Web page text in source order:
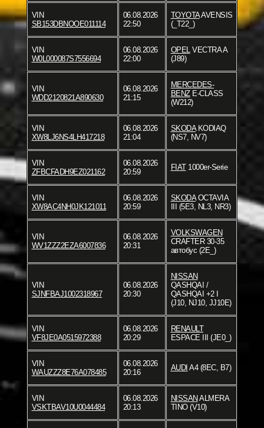
VIN
SB153DBNOOE011114
06.08.2026
22:50
TOYOTAAVENSIS
(_T22_)
VIN
W0L000087S7556694
06.08.2026
22:00
OPELVECTRA A
(J89)
VIN
WDD2120821A890630
06.08.2026
21:15
MERCEDES-
BENZE-CLASS
(W212)
VIN
XW8LJ6NS4LH417218
06.08.2026
21:04
SKODAKODIAQ
(NS7, NV7)
VIN
ZFBCFADH9EZ021162
06.08.2026
20:59
FIAT1000er-Serie
VIN
XW8AC4NH0JK121011
06.08.2026
20:59
SKODAOCTAVIA
III (5E3, NL3, NR3)
VIN
WV1ZZZ2EZA6007836
06.08.2026
20:31
VOLKSWAGEN
CRAFTER 30-35
автобус (2E_)
VIN
SJNFBAJ1002318967
06.08.2026
20:30
NISSAN
QASHQAI /
QASHQAI +2 I
(J10, NJ10, JJ10E)
VIN
VF8JE0A0515972388
06.08.2026
20:29
RENAULT
ESPACE III (JE0_)
VIN
WAUZZZ8E76A078485
06.08.2026
20:16
AUDI A4 (8EC, B7)
VIN
VSKTBAV10U0044484
06.08.2026
20:13
NISSAN ALMERA
TINO (V10)